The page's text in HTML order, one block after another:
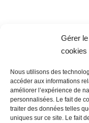
Gérer
cookies
Nous utilisons des
accéder aux informations
améliorer l’expérience de
personnalisées. Le fait de
traiter des données telles
uniques sur ce site. Le fait